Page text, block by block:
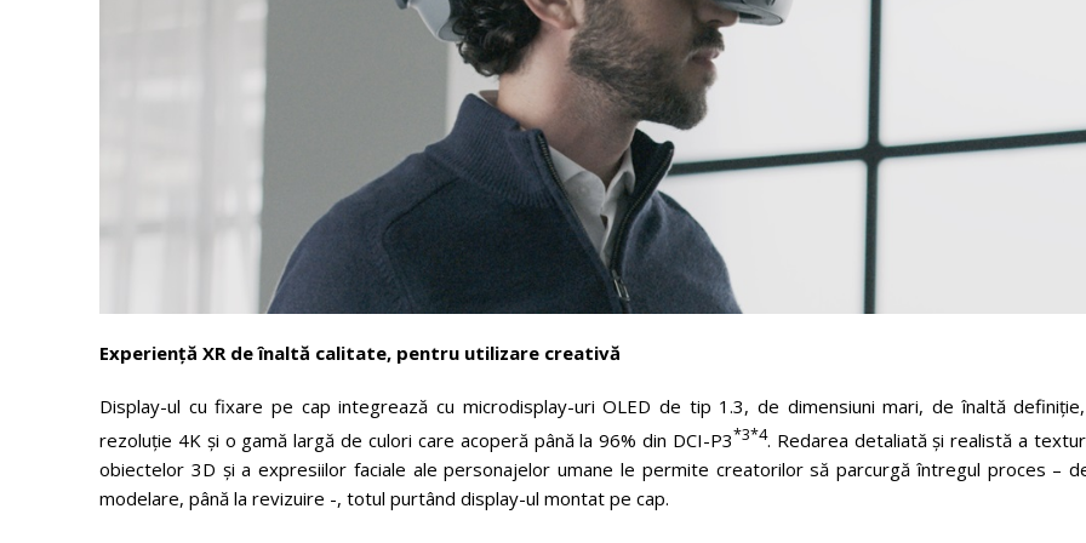
Experiență XR de înaltă calitate, pentru utilizare creativă
Display-ul cu fixare pe cap integrează cu microdisplay-uri OLED de tip 1.3, de dimensiuni mari, de înaltă
rezoluție 4K și o gamă largă de culori care acoperă până la 96% din DCI-P3*3*4. Redarea detaliată și realistă a
obiectelor 3D și a expresiilor faciale ale personajelor umane le permite creatorilor să parcurgă întregul proces –
modelare, până la revizuire -, totul purtând display-ul montat pe cap.